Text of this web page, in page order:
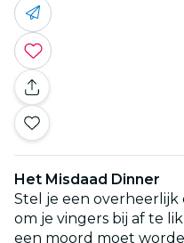
Het Misdaad Dinner
Stel je een
om je vingers bij af te
een moord moet